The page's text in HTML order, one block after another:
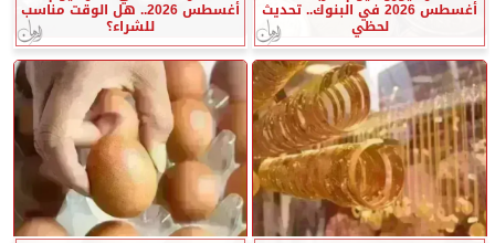
أغسطس 2026 في البنوك.. تحديث
لحظي
أغسطس 2026.. هل الوقت مناسب
للشراء؟